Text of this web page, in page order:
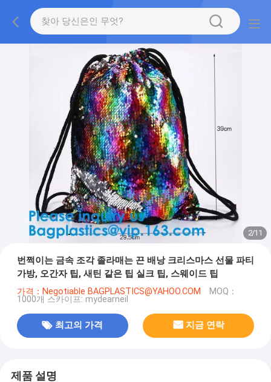
2/11
번쩍이는 금속 조각 졸라매는 끈 배낭 크리스마스 선물 파티
가방, 오간자 팁, 새틴 같은 팁 실크 팁, 스웨이드 팁
가격：Negotiable BAGPLASTICS@YAHOO.COM MOQ：
1000개 스카이프: mydearneil
최고의 가격 지금 연락
제품 설명